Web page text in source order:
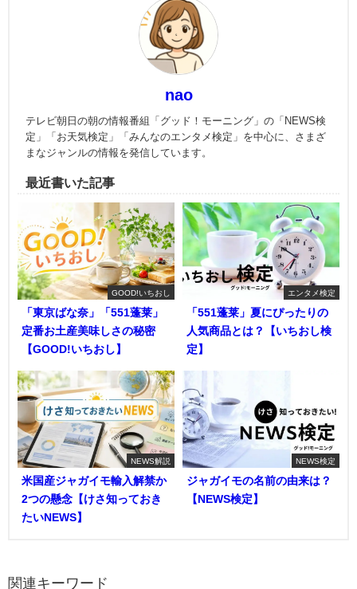
nao
テレビ朝日の朝の情報番組「グッド！モーニング」の「NEWS検
定」「お天気検定」「みんなのエンタメ検定」を中心に、さまざ
まなジャンルの情報を発信しています。
最近書いた記事
GOOD!いちおし
「東京ばな奈」「551蓬莱」
定番お土産美味しさの秘密
【GOOD!いちおし】
エンタメ検定
「551蓬莱」夏にぴったりの
人気商品とは？【いちおし検
定】
NEWS解説
米国産ジャガイモ輸入解禁か
2つの懸念【けさ知っておき
たいNEWS】
NEWS検定
ジャガイモの名前の由来は？
【NEWS検定】
関連キーワード